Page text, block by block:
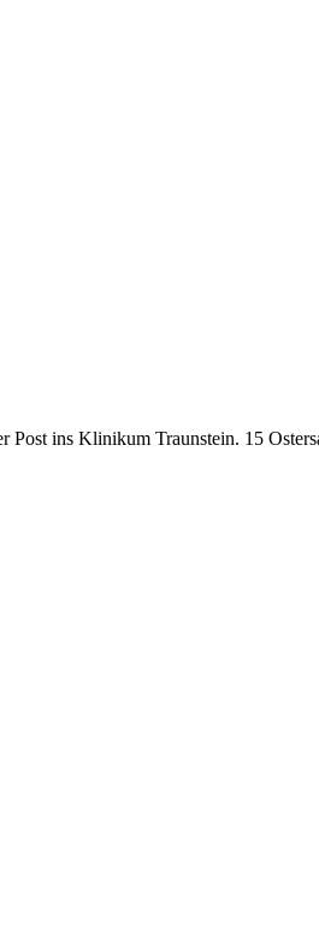
Post ins Klinikum Traunstein. 15